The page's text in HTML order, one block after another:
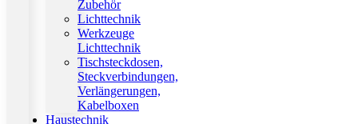
Zubehör
Lichttechnik
Werkzeuge
Lichttechnik
Tischsteckdosen,
Steckverbindungen,
Verlängerungen,
Kabelboxen
Haustechnik